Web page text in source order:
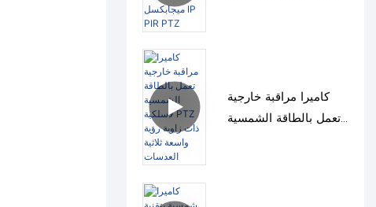
كاميرا مراقبة خارجية
تعمل بالطاقة الشمسية